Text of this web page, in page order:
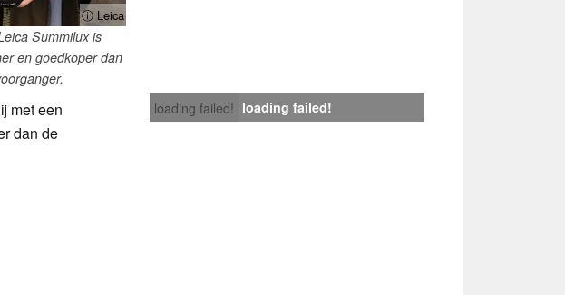
ⓘ Leica
Summilux is
en goedkoper dan
loading failed! loading failed!
met een
dan de